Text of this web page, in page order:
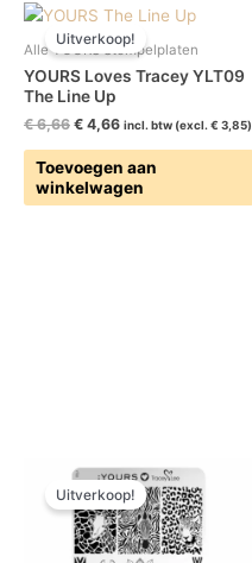
Uitverkoop!
Alle YOURS Stempelplaten
YOURS Loves Tracey YLT09
The Line Up
€6,66
Oorspronkelijke
prijs
was:
€ 6,66.
€ 4,66
Huidige
prijs
is:
€ 4,66.
incl. btw (excl. € 3,85)
Toevoegen aan
winkelwagen
Uitverkoop!
Oorspronkelijke
prijs
was:
€ 6,66.
Huidige
prijs
is:
€ 4,66.